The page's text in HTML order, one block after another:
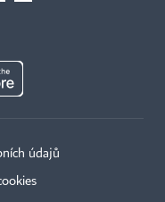
údajů